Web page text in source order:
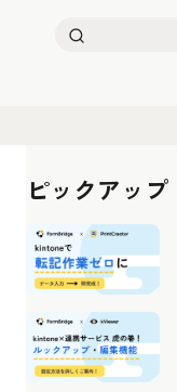
検
ピックアップ